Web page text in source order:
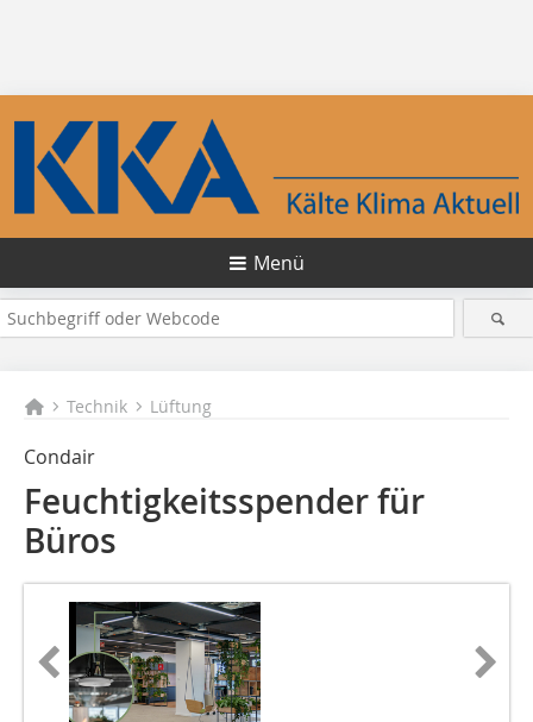
Menü
Technik Lüftung
Condair
Feuchtigkeitsspender für
Büros